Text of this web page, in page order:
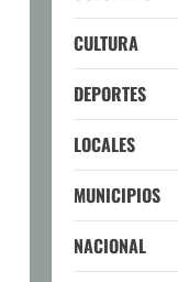
CULTURA
DEPORTES
LOCALES
MUNICIPIOS
NACIONAL